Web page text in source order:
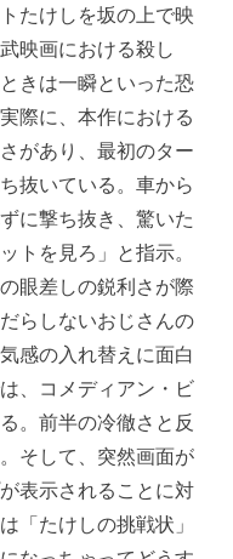
たけしを坂の上で映
映画における殺し
きは一瞬といった恐
際に、本作における
があり、最初のター
抜いている。車から
に撃ち抜き、驚いた
トを見ろ」と指示。
眼差しの鋭利さが際
らしないおじさんの
感の入れ替えに面白
、コメディアン・ビ
。前半の冷徹さと反
そして、突然画面が
表示されることに対
「たけしの挑戦状」